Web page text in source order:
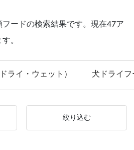
ードの検索結果です。現在47ア
。
ライ・ウェット） 犬ドライフ
絞り込む